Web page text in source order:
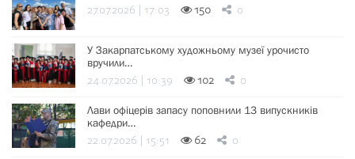
27.07.2026 | 17:03 150 0
У Закарпатському художньому музеї урочисто
вручили…
24.07.2026 | 10:39 102 0
Лави офіцерів запасу поповнили 13 випускників
кафедри…
22.07.2026 | 15:51 62 0